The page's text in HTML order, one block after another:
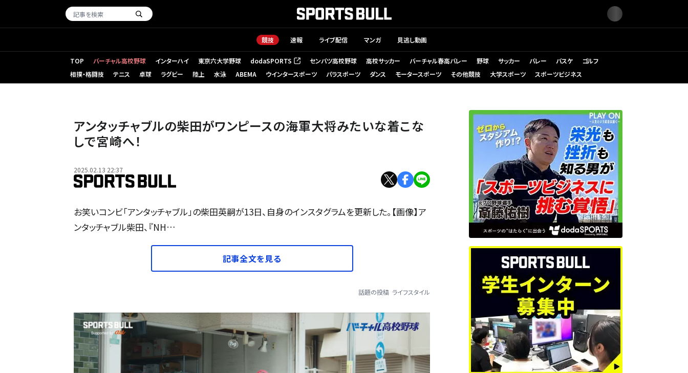
競技 速報 ライブ配信 マンガ 見逃し動画
TOP バーチャル高校野球 インターハイ 東京六大学野球 dodaSPORTS
（新しいタブで開く） センバツ高校野球 高校サッカー バーチャル春高バレー 野球 サッカー バレー バスケ
ゴルフ
相撲・格闘技
テニス 卓球 ラグビー 陸上 水泳 ABEMA ウインタースポーツ パラスポーツ ダンス モータースポーツ その他競技 大学スポーツ スポーツビジネス
アンタッチャブルの柴田がワンピースの海軍大将みたいな着こな
しで宮崎へ！
2025.02.13 22:37
お笑いコンビ「アンタッチャブル」の柴田英嗣が13日、自身のインスタグラムを更新した。【画像】ア
ンタッチャブル柴田、『NH…
記事全文を見る
話題の投稿 ライフスタイル